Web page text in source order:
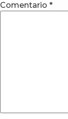
Comentario *